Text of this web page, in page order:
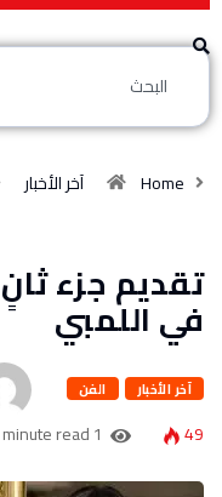
Home آخر الأخبار
تقديم جزء
في اللمبي
آخر الأخبار الفن
49
1 minute read